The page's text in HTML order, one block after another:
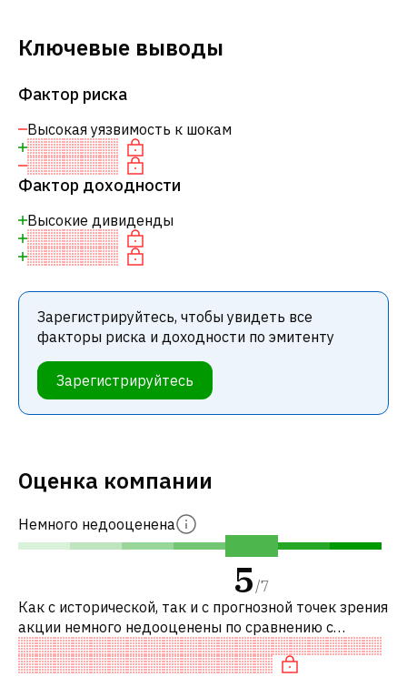
Ключевые выводы
Фактор риска
Высокая уязвимость к шокам
Фактор доходности
Высокие дивиденды
Зарегистрируйтесь, чтобы увидеть все
факторы риска и доходности по эмитенту
Зарегистрируйтесь
Оценка компании
Немного недооценена
5 /7
Как с исторической, так и с прогнозной точек зрения
акции немного недооценены по сравнению с
аналогичными акциями. В частности, акция
«дешевая» по P/E, нейтрально оценена